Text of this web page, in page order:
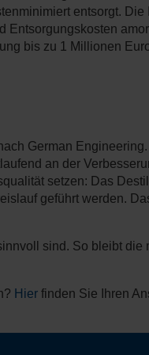
entsorgt.
Entsorgungskosten
bis zu 1 Millionen
German
an der
setzen: Das
geführt werden.
sind. So bleibt die
Hier finden Sie Ihren